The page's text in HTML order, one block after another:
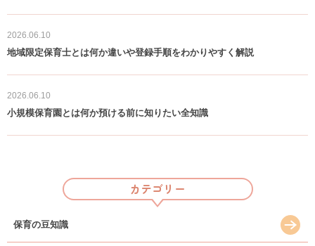
2026.06.10
地域限定保育士とは何か違いや登録手順をわかりやすく解説
2026.06.10
小規模保育園とは何か預ける前に知りたい全知識
カテゴリー
保育の豆知識